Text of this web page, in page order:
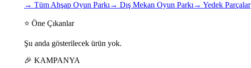
→ Tüm Ahşap Oyun Parkı → Dış Mekan Oyun Parkı → Yedek Parçalar
⭐ Öne Çıkanlar
Şu anda gösterilecek ürün yok.
🎉 KAMPANYA